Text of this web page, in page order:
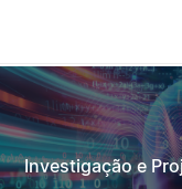
Investigação e